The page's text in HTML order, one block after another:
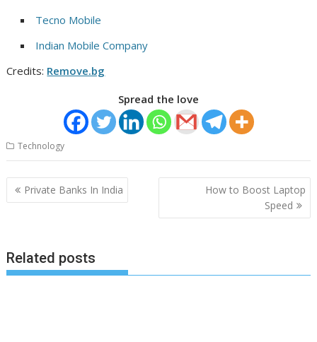
Tecno Mobile
Indian Mobile Company
Credits: Remove.bg
Spread the love
Technology
Post
navigation
Private Banks In India
How to Boost Laptop
Speed
Related posts